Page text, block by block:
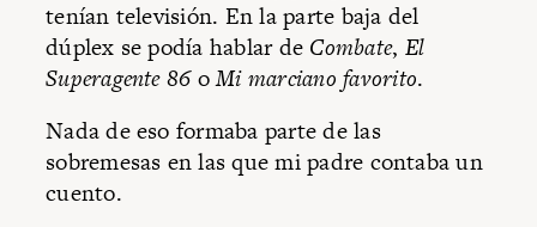
tenían televisión. En la parte baja del
dúplex se podía hablar de Combate, El
Superagente 86oMi marciano favorito.
Nada de eso formaba parte de las
sobremesas en las que mi padre contaba un
cuento.